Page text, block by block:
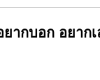
ยากบอก อยากเ